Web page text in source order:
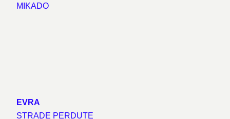
MIKADO
EVRA
STRADE PERDUTE